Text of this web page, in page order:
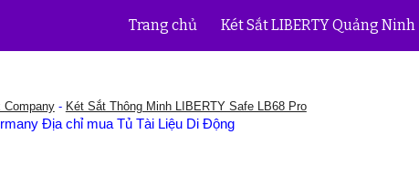
Skip to main content
Trang chủ Két Sắt LIBERTY Quảng Ninh
Company- Két Sắt Thông Minh LIBERTY Safe LB68 Pro
Địa chỉ mua Tủ Tài Liệu Di Động